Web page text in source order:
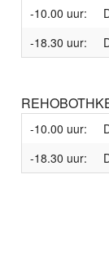
-10.00 uur:
-18.30 uur:
-10.00 uur:
-18.30 uur: